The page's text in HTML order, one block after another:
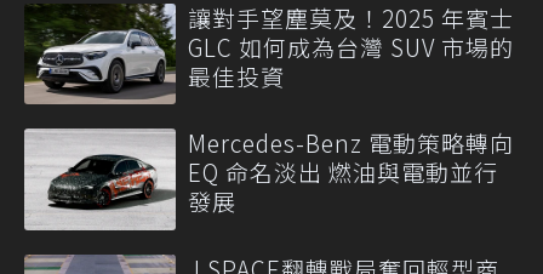
讓對手望塵莫及！2025 年賓士
GLC 如何成為台灣 SUV 市場的
最佳投資
Mercedes-Benz 電動策略轉向
EQ 命名淡出 燃油與電動並行
發展